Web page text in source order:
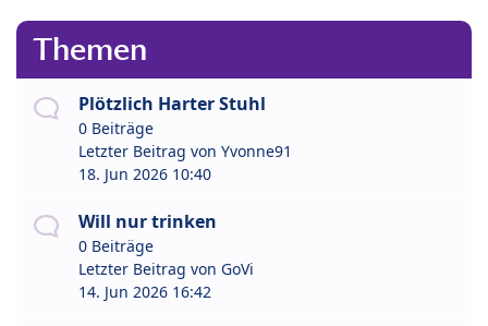
Themen
Plötzlich Harter Stuhl
0 Beiträge
Letzter Beitrag von Yvonne91
18. Jun 2026 10:40
Will nur trinken
0 Beiträge
Letzter Beitrag von GoVi
14. Jun 2026 16:42